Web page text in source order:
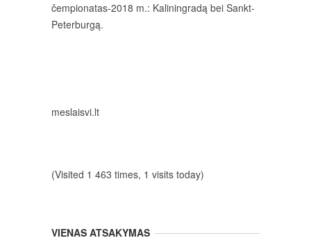
čempionatas-2018 m.: Kaliningradą bei Sankt-
Peterburgą.
meslaisvi.lt
(Visited 1 463 times, 1 visits today)
VIENAS ATSAKYMAS